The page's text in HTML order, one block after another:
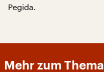
Pegida.
Mehr zum Thema